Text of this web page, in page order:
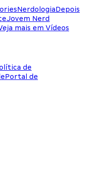
NerdologiaDepois
Jovem Nerd
mais em Vídeos
de
Portal de